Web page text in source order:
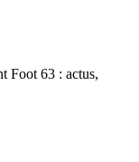
Foot 63 : actus,